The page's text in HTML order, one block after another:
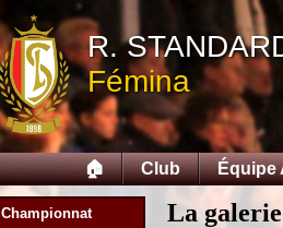
R.
Fémina
🏠 Club Équipe
Championnat
La